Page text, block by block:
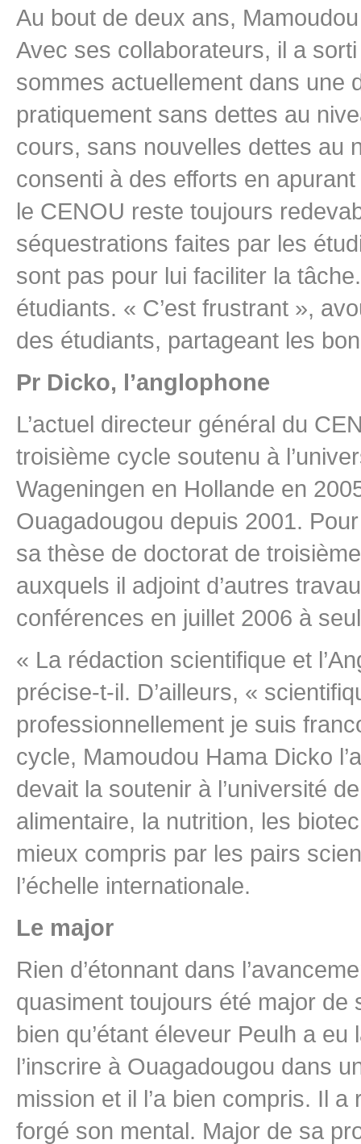
Au bout de deux ans,
Avec ses collaborateurs, il a
sommes actuellement dans une
pratiquement sans dettes au
cours, sans nouvelles dettes au
consenti à des efforts en
le CENOU reste toujours
séquestrations faites par les
sont pas pour lui faciliter la
étudiants. « C’est frustrant »,
des étudiants, partageant les
Pr Dicko, l’anglophone
L’actuel directeur général du
troisième cycle soutenu à
Wageningen en Hollande en
Ouagadougou depuis 2001.
sa thèse de doctorat de
auxquels il adjoint d’autres
conférences en juillet 2006 à
« La rédaction scientifique et
précise-t-il. D’ailleurs, «
professionnellement je suis
cycle, Mamoudou Hama Dicko
devait la soutenir à l’université
alimentaire, la nutrition, les
mieux compris par les pairs
l’échelle internationale.
Le major
Rien d’étonnant dans
quasiment toujours été major de
bien qu’étant éleveur Peulh a
l’inscrire à Ouagadougou dans
mission et il l’a bien compris. Il
forgé son mental. Major de sa